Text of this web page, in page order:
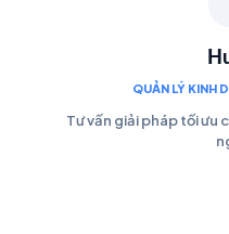
QUẢN LÝ KINH
Tư vấn giải pháp tối ưu